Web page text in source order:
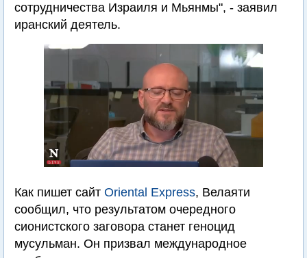
сотрудничества Израиля и Мьянмы", - заявил
иранский деятель.
Как пишет сайт Oriental Express, Велаяти
сообщил, что результатом очередного
сионистского заговора станет геноцид
мусульман. Он призвал международное